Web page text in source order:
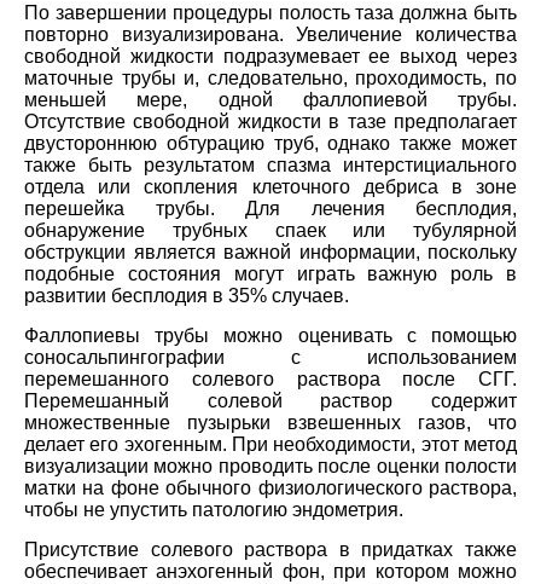
По завершении процедуры полость таза должна быть
повторно визуализирована. Увеличение количества
свободной жидкости подразумевает ее выход через
маточные трубы и, следовательно, проходимость, по
меньшей мере, одной фаллопиевой трубы.
Отсутствие свободной жидкости в тазе предполагает
двустороннюю обтурацию труб, однако также может
также быть результатом спазма интерстициального
отдела или скопления клеточного дебриса в зоне
перешейка трубы. Для лечения бесплодия,
обнаружение трубных спаек или тубулярной
обструкции является важной информации, поскольку
подобные состояния могут играть важную роль в
развитии бесплодия в 35% случаев.
Фаллопиевы трубы можно оценивать с помощью
соносальпингографии с использованием
перемешанного солевого раствора после СГГ.
Перемешанный солевой раствор содержит
множественные пузырьки взвешенных газов, что
делает его эхогенным. При необходимости, этот метод
визуализации можно проводить после оценки полости
матки на фоне обычного физиологического раствора,
чтобы не упустить патологию эндометрия.
Присутствие солевого раствора в придатках также
обеспечивает анэхогенный фон, при котором можно